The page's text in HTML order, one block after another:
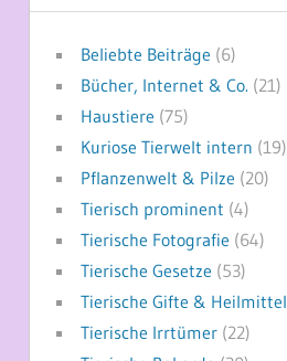
Beliebte Beiträge (6)
Bücher, Internet & Co. (21)
Haustiere (75)
Kuriose Tierwelt intern (19)
Pflanzenwelt & Pilze (20)
Tierisch prominent (4)
Tierische Fotografie (64)
Tierische Gesetze (53)
Tierische Gifte & Heilmittel
Tierische Irrtümer(22)